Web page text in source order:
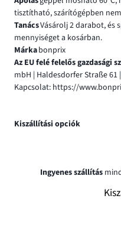
tisztítható, szárítógépben
TanácsVásárolj 2 darabot, és
mennyiséget a kosárban.
Márkabonprix
Az EU felé felelős gazdasági
mbH | Haldesdorfer Straße 61
Kapcsolat: https://
Kiszállítási opciók
Ingyenes szállítás